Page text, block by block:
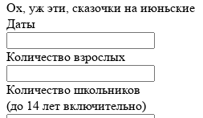
Ох, уж эти, сказочки на июньские
Даты
Количество взрослых
Количество школьников
(до 14 лет включительно)